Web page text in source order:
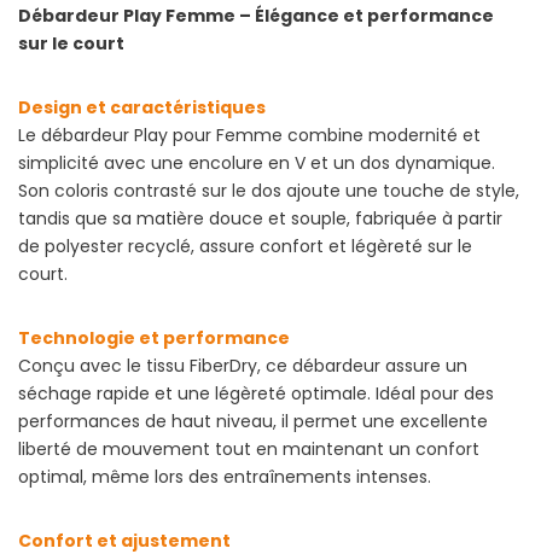
Débardeur Play Femme – Élégance et performance
sur le court
Design et caractéristiques
Le débardeur Play pour Femme combine modernité et
simplicité avec une encolure en V et un dos dynamique.
Son coloris contrasté sur le dos ajoute une touche de style,
tandis que sa matière douce et souple, fabriquée à partir
de polyester recyclé, assure confort et légèreté sur le
court.
Technologie et performance
Conçu avec le tissu FiberDry, ce débardeur assure un
séchage rapide et une légèreté optimale. Idéal pour des
performances de haut niveau, il permet une excellente
liberté de mouvement tout en maintenant un confort
optimal, même lors des entraînements intenses.
Confort et ajustement